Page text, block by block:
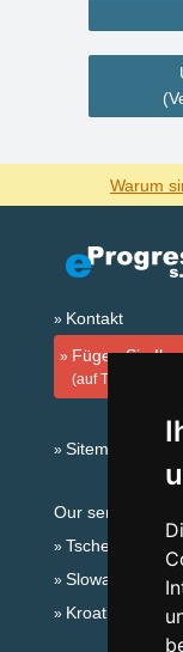
Warum
Kontakt
Fügen Sie
(auf Tschechisch)
Sitemap
Our servers:
Tschechische
Slowakische
Kroatien